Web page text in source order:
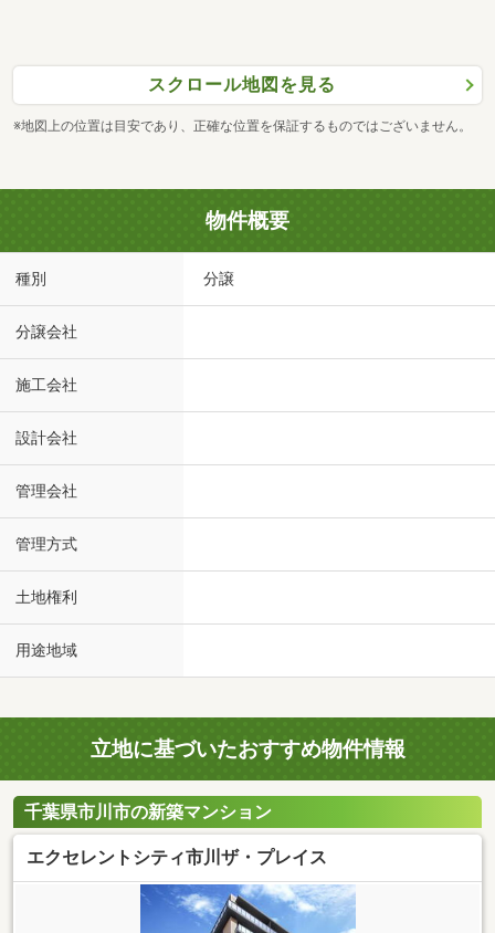
スクロール地図を見る
※地図上の位置は目安であり、正確な位置を保証するものではございません。
物件概要
種別 分譲
分譲会社
施工会社
設計会社
管理会社
管理方式
土地権利
用途地域
立地に基づいたおすすめ物件情報
千葉県市川市の新築マンション
エクセレントシティ市川ザ・プレイス